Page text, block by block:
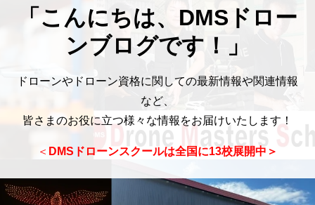
「こんにちは、DMSドロー
ンブログです！」
ドローンやドローン資格に関しての最新情報や関連情報
など、
皆さまのお役に立つ様々な情報をお届けいたします！
＜ DMSドローンスクールは全国に13校展開中＞